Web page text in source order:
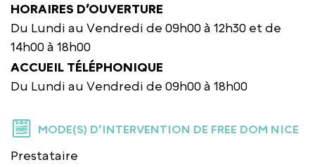
HORAIRES D’OUVERTURE
Du Lundi au Vendredi de 09h00 à 12h30 et de
14h00 à 18h00
ACCUEIL TÉLÉPHONIQUE
Du Lundi au Vendredi de 09h00 à 18h00
MODE(S) D’INTERVENTION DE FREE DOM NICE
Prestataire